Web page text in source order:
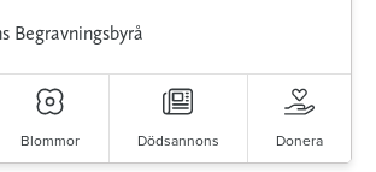
Begravningsbyrå
Blommor Dödsannons Donera